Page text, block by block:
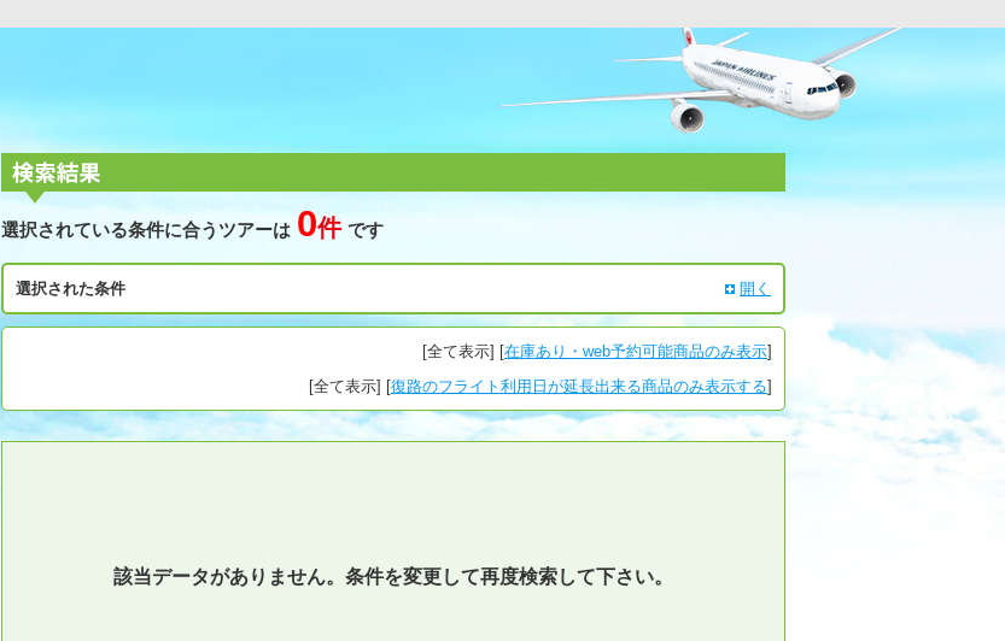
選択されている条件に合うツアーは 0件 です
選択された条件 開く
[全て表示] [在庫あり・web予約可能商品のみ表示]
[全て表示] [復路のフライト利用日が延長出来る商品のみ表示する]
該当データがありません。条件を変更して再度検索して下さい。